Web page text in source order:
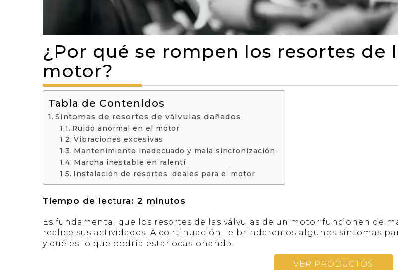
¿Por qué se rompen los resortes de
motor?
Tabla de Contenidos
Síntomas de resortes de válvulas dañados
Ruido anormal en el motor
Vibraciones excesivas
Mantenimiento inadecuado y mala sincronización
Marcha inestable en ralentí
Instalación de resortes ideales para el motor
Tiempo de lectura: 2 minutos
Es fundamental que los resortes de las válvulas de un motor funcionen de
realice sus actividades. A continuación, le brindaremos algunos síntomas
y qué es lo que podría estar ocasionando.
VER PRODUCTOS